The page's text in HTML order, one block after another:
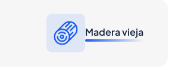
Madera vieja